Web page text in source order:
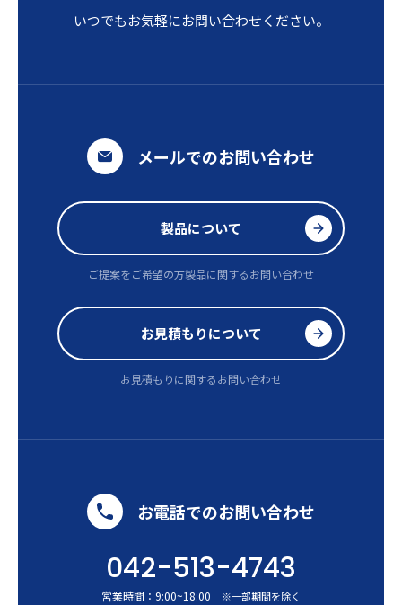
いつでもお気軽にお問い合わせください。
メールでのお問い合わせ
製品について
ご提案をご希望の方製品に関するお問い合わせ
お見積もりについて
お見積もりに関するお問い合わせ
お電話でのお問い合わせ
042-513-4743
営業時間： 9:00~18:00 ※一部期間を除く